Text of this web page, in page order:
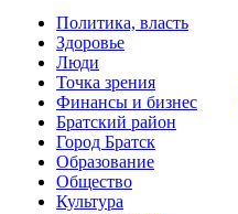
Политика, власть
Здоровье
Люди
Точка зрения
Финансы и бизнес
Братский район
Город Братск
Образование
Общество
Культура